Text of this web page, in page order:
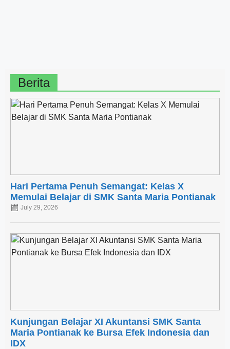
Berita
Hari Pertama Penuh Semangat: Kelas X
Memulai Belajar di SMK Santa Maria Pontianak
July 29, 2026
Kunjungan Belajar XI Akuntansi SMK Santa
Maria Pontianak ke Bursa Efek Indonesia dan
IDX